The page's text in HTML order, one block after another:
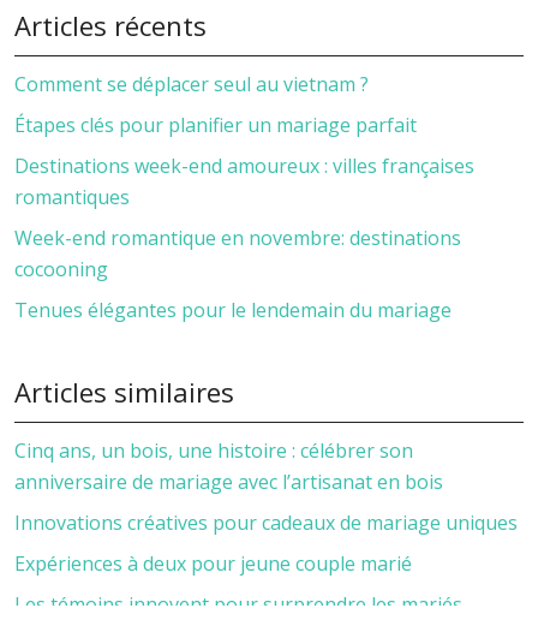
Articles récents
Comment se déplacer seul au vietnam ?
Étapes clés pour planifier un mariage parfait
Destinations week-end amoureux : villes françaises
romantiques
Week-end romantique en novembre: destinations
cocooning
Tenues élégantes pour le lendemain du mariage
Articles similaires
Cinq ans, un bois, une histoire : célébrer son
anniversaire de mariage avec l’artisanat en bois
Innovations créatives pour cadeaux de mariage uniques
Expériences à deux pour jeune couple marié
Les témoins innovent pour surprendre les mariés